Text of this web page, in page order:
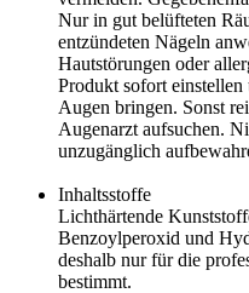
Nur in gut belüfteten
entzündeten Nägeln
Hautstörungen oder
Produkt sofort
Augen bringen. Sonst
Augenarzt aufsuchen.
unzugänglich
Inhaltsstoffe
Lichthärtende
Benzoylperoxid und
deshalb nur für die
bestimmt.